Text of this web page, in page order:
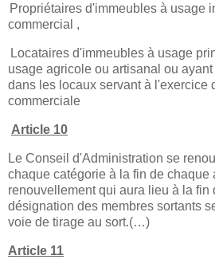
Propriétaires d'immeubles à usage
commercial ,
Locataires d'immeubles à usage
usage agricole ou artisanal ou ayant
dans les locaux servant à l'exercice
commerciale
Article 10
Le Conseil d'Administration se
chaque catégorie à la fin de chaque
renouvellement qui aura lieu à la fin
désignation des membres sortants
voie de tirage au sort.(…)
Article 11